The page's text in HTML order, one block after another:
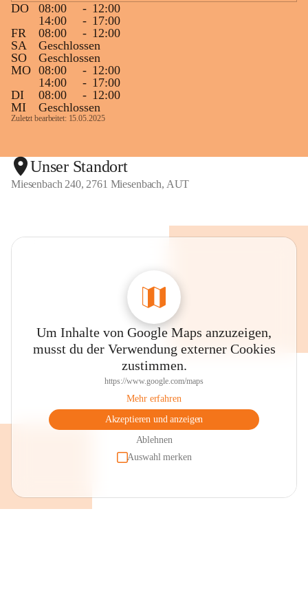
DO
08:00 - 12:00
14:00
- 17:00
FR
08:00 - 12:00
SA
Geschlossen
SO
Geschlossen
MO 08:00 - 12:00
14:00
- 17:00
DI
08:00 - 12:00
MI
Geschlossen
Zuletzt bearbeitet: 15.05.2025
Unser Standort
Miesenbach 240, 2761 Miesenbach, AUT
Um Inhalte von Google Maps anzuzeigen,
musst du der Verwendung externer Cookies
zustimmen.
https://www.google.com/maps
Mehr erfahren
Akzeptieren und anzeigen
Ablehnen
Auswahl merken